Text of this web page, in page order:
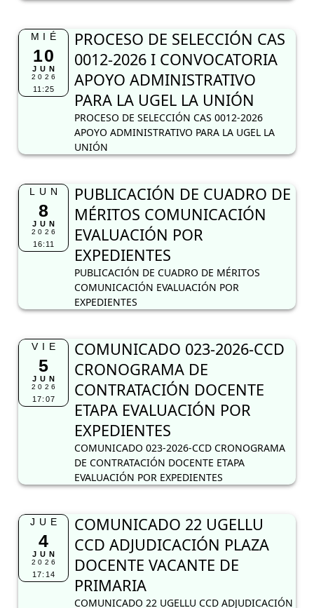
MIÉ
10
JUN
2026
11:25
PROCESO DE SELECCIÓN CAS
0012-2026 I CONVOCATORIA
APOYO ADMINISTRATIVO
PARA LA UGEL LA UNIÓN
PROCESO DE SELECCIÓN CAS 0012-2026
APOYO ADMINISTRATIVO PARA LA UGEL LA
UNIÓN
LUN
8
JUN
2026
16:11
PUBLICACIÓN DE CUADRO DE
MÉRITOS COMUNICACIÓN
EVALUACIÓN POR
EXPEDIENTES
PUBLICACIÓN DE CUADRO DE MÉRITOS
COMUNICACIÓN EVALUACIÓN POR
EXPEDIENTES
VIE
5
JUN
2026
17:07
COMUNICADO 023-2026-CCD
CRONOGRAMA DE
CONTRATACIÓN DOCENTE
ETAPA EVALUACIÓN POR
EXPEDIENTES
COMUNICADO 023-2026-CCD CRONOGRAMA
DE CONTRATACIÓN DOCENTE ETAPA
EVALUACIÓN POR EXPEDIENTES
JUE
4
JUN
2026
17:14
COMUNICADO 22 UGELLU
CCD ADJUDICACIÓN PLAZA
DOCENTE VACANTE DE
PRIMARIA
COMUNICADO 22 UGELLU CCD ADJUDICACIÓN